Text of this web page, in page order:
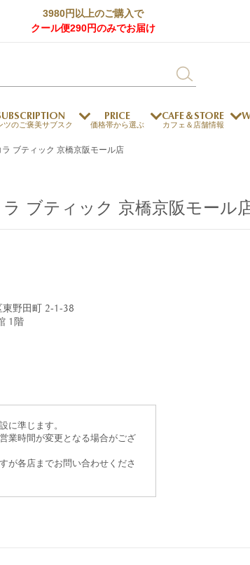
3980円以上のご購入で
クール便290円のみでお届け
すべて
ツのご褒美サブスク
PRICE
価格帯から選ぶ
CAFE＆STORE
カフェ＆店舗情報
トルショコラティエ
チョコレートとワイン
チョコレートと紅茶
ラ ブティック 京橋京阪モール店
ブティック 京橋京阪モール
東野田町 2-1-38
1階
に準じます。
業時間が変更となる場合がござ
が各店までお問い合わせくださ